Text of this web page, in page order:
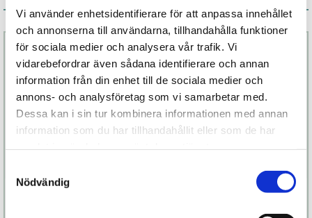
Vi använder enhetsidentifierare för att anpassa innehållet
och annonserna till användarna, tillhandahålla funktioner
för sociala medier och analysera vår trafik. Vi
vidarebefordrar även sådana identifierare och annan
information från din enhet till de sociala medier och
annons- och analysföretag som vi samarbetar med.
Dessa kan i sin tur kombinera informationen med annan
information som du har tillhandahållit eller som de har
Nödvändig
Associerade produkter
Woman Lust
Original